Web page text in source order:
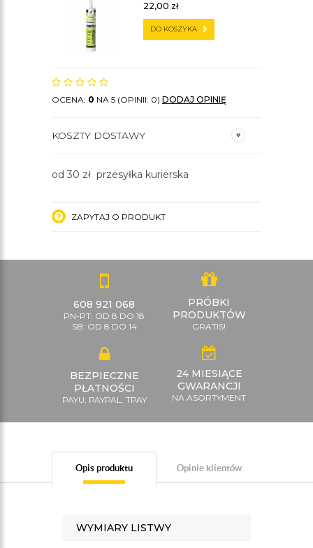
22,00 zł
DO KOSZYKA
OCENA: 0 NA 5 (OPINII: 0) DODAJ OPINIĘ
KOSZTY DOSTAWY
od 30 zł przesyłka kurierska
ZAPYTAJ O PRODUKT
608 921 068
PN-PT: OD 8 DO 18
SB: OD 8 DO 14
PRÓBKI
PRODUKTÓW
GRATIS!
BEZPIECZNE
PŁATNOŚCI
PAYU, PAYPAL, TPAY
24 MIESIĄCE
GWARANCJI
NA ASORTYMENT
Opis produktu Opinie klientów
WYMIARY LISTWY